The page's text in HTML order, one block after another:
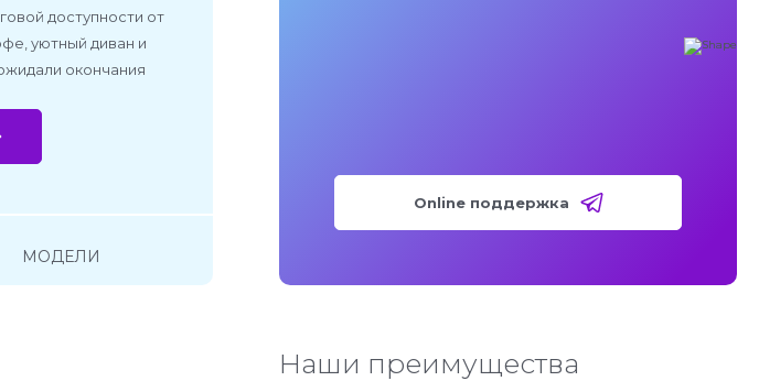
доступности от
уютный диван и
окончания
МОДЕЛИ
Online поддержка
Наши преимущества